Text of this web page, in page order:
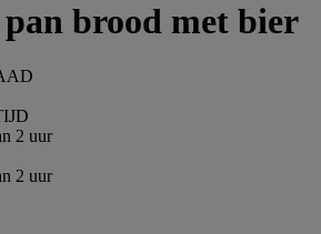
brood met bier
2 uur
2 uur